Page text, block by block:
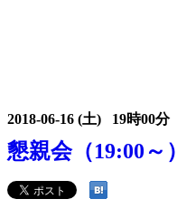
2018-06-16 (土) 19時00分
懇親会（19:00～）